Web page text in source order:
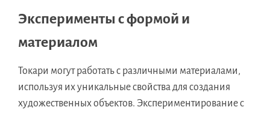
Эксперименты с формой и
материалом
Токари могут работать с различными материалами,
используя их уникальные свойства для создания
художественных объектов. Экспериментирование с